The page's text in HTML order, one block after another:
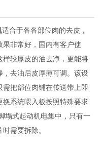
适合于各各部位肉的去皮，
非常好，国内有客户使
样较厚皮的油去净，更能将
去油后皮厚薄可调。该设
把部位肉铺在传送带上即
系统喂入板按照特殊要求
塌式起动机电集中，只有一
需要拆除。